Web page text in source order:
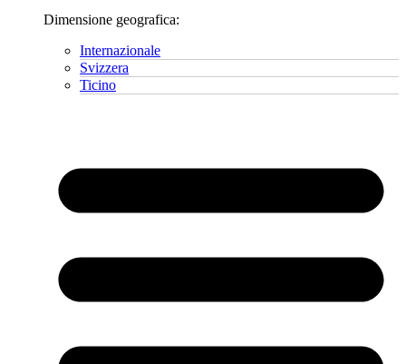
Dimensione geografica:
Internazionale
Svizzera
Ticino